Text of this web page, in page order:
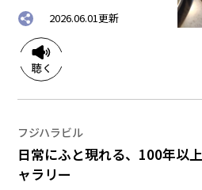
2026.06.01更新
フジハラビル
日常にふと現れる、100年以
ャラリー